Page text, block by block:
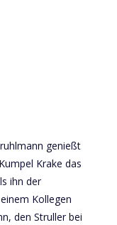
genießt
Krake das
ihn der
Kollegen
den Struller bei